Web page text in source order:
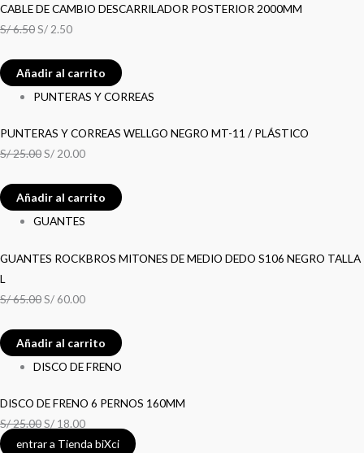
CABLE DE CAMBIO DESCARRILADOR POSTERIOR 2000MM
S/6.50S/ 2.50
Añadir al carrito
PUNTERAS Y CORREAS
PUNTERAS Y CORREAS WELLGO NEGRO MT-11 / PLÁSTICO
S/25.00S/ 20.00
Añadir al carrito
GUANTES
GUANTES ROCKBROS MITONES DE MEDIO DEDO S106 NEGRO TALLA
L
S/65.00S/ 60.00
Añadir al carrito
DISCO DE FRENO
DISCO DE FRENO 6 PERNOS 160MM
S/25.00S/ 18.00
entrar a Tienda biXci